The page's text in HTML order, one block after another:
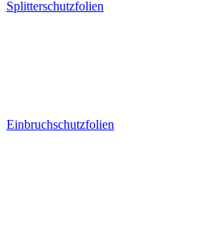
Splitterschutzfolien
Einbruchschutzfolien